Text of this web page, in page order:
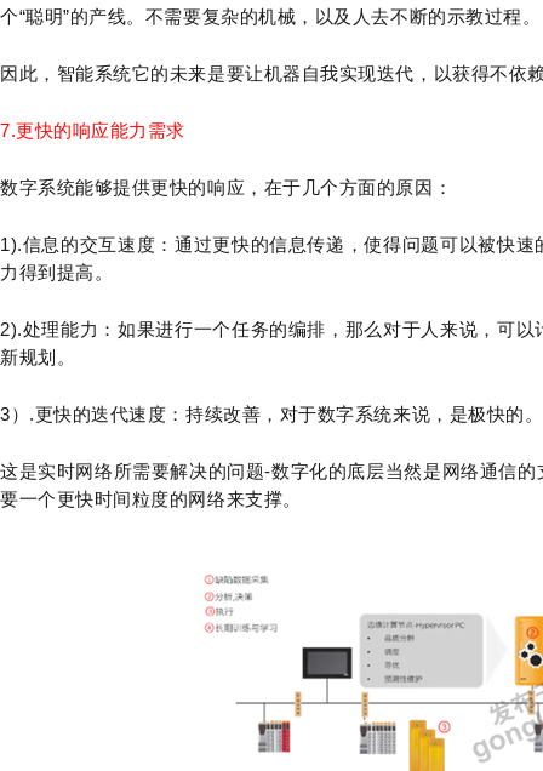
个“聪明”的产线。不需要复杂的机械，以及人去不断的示教过程。
因此，智能系统它的未来是要让机器自我实现迭代，以获得不依
7.更快的响应能力需求
数字系统能够提供更快的响应，在于几个方面的原因：
1).信息的交互速度：通过更快的信息传递，使得问题可以被快
力得到提高。
2).处理能力：如果进行一个任务的编排，那么对于人来说，可
新规划。
3）.更快的迭代速度：持续改善，对于数字系统来说，是极快的
这是实时网络所需要解决的问题-数字化的底层当然是网络通信
要一个更快时间粒度的网络来支撑。